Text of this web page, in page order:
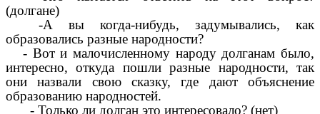
(долгане)
-А вы когда-нибудь, задумывались, как
образовались разные народности?
- Вот и малочисленному народу долганам было,
интересно, откуда пошли разные народности, так
они назвали свою сказку, где дают объяснение
образованию народностей.
- Только ли долган это интересовало? (нет)